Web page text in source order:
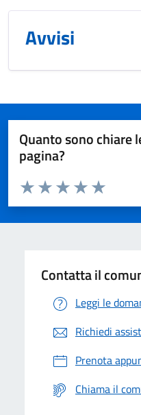
Avvisi
Quanto sono chiare
pagina?
Valuta da 1 a 5 stelle la pagina
Valuta 5
Valuta 4
Valuta 3 stelle su
Valuta 2 stelle su 5
Valuta 1 stelle su 5
Contatta il
Leggi le
Richiedi
Prenota
Chiama il